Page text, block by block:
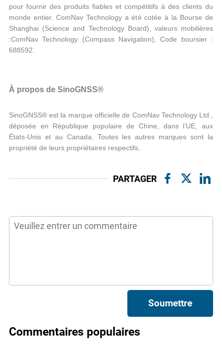
pour fournir des produits fiables et compétitifs à des clients du
monde entier. ComNav Technology a été cotée à la Bourse de
Shanghai (Science and Technology Board), valeurs mobilières
:ComNav Technology (Compass Navigation), Code boursier :
688592.
À propos de SinoGNSS®
SinoGNSS® est la marque officielle de ComNav Technology Ltd.,
déposée en République populaire de Chine, dans l’UE, aux
États-Unis et au Canada. Toutes les autres marques sont la
propriété de leurs propriétaires respectifs.
PARTAGER
Soumettre
Commentaires populaires